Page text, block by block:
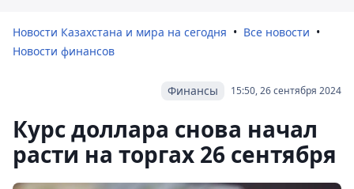
Новости Казахстана и мира на сегодня
Все новости
Новости финансов
15:50, 26 сентября 2024
Финансы
Курс доллара снова начал
расти на торгах 26 сентября